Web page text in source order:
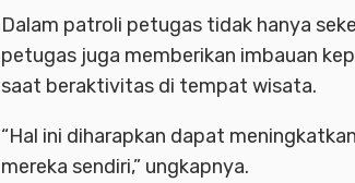
Dalam patroli petugas tidak hanya
petugas juga memberikan imbauan
saat beraktivitas di tempat wisata.
“Hal ini diharapkan dapat
mereka sendiri,” ungkapnya.